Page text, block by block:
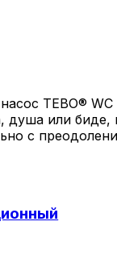
TEBO®
душа или
с